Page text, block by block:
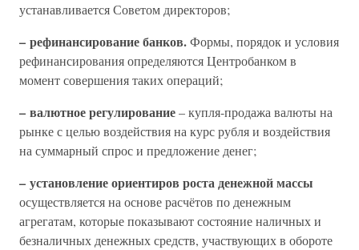
устанавливается Советом директоров;
– рефинансирование банков.Формы, порядок и условия
рефинансирования определяются Центробанком в
момент совершения таких операций;
– валютное регулирование– купля-продажа валюты на
рынке с целью воздействия на курс рубля и воздействия
на суммарный спрос и предложение денег;
– установление ориентиров роста денежной массы
осуществляется на основе расчётов по денежным
агрегатам, которые показывают состояние наличных и
безналичных денежных средств, участвующих в обороте